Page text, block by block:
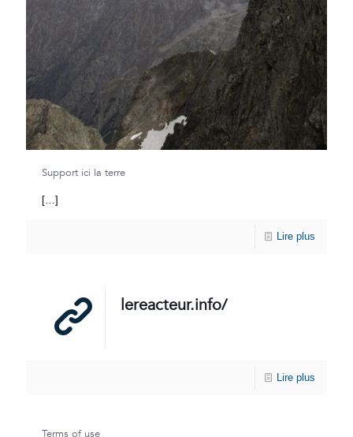
Support ici la terre
[…]
Lire plus
lereacteur.info/
Lire plus
Terms of use